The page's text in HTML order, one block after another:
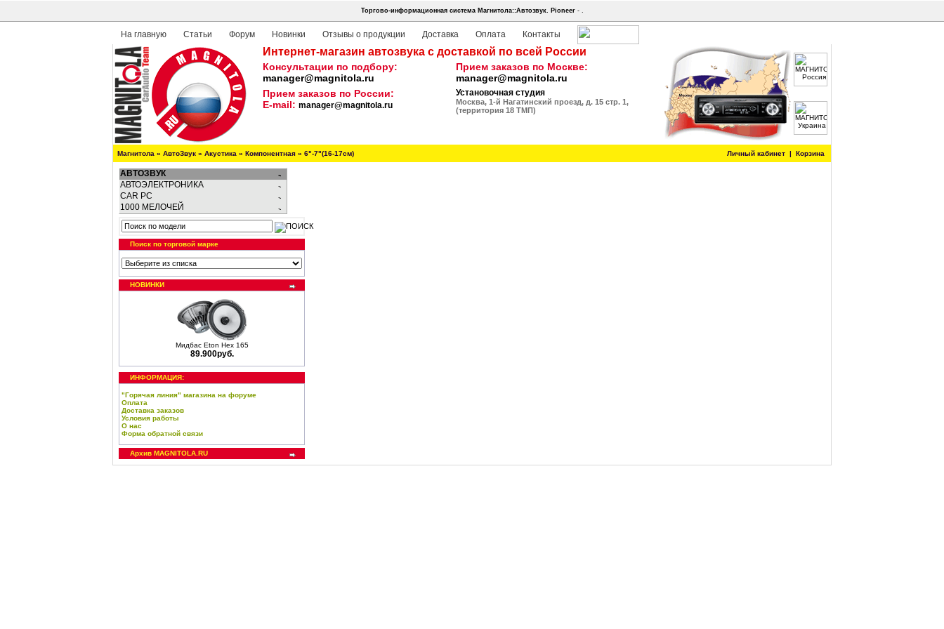
Торгово-информационная система Магнитола::Автозвук. Pioneer- .
На главную Статьи Форум Новинки Отзывы о продукции Доставка Оплата Контакты
Интернет-магазин автозвука с доставкой по всей России
Консультации по подбору:
manager@magnitola.ru
Прием заказов по Москве:
manager@magnitola.ru
Прием заказов по России:
E-mail: manager@magnitola.ru
Установочная студия
Москва, 1-й Нагатинский проезд, д. 15 стр. 1,
(территория 18 ТМП)
Магнитола » АвтоЗвук » Акустика » Компонентная » 6"-7"(16-17см) Личный кабинет | Корзина
АВТОЗВУК
АВТОЭЛЕКТРОНИКА
CAR PC
1000 МЕЛОЧЕЙ
Поиск по торговой марке
НОВИНКИ
Мидбас Eton Hex 165
89.900руб.
ИНФОРМАЦИЯ:
"Горячая линия" магазина на форуме
Оплата
Доставка заказов
Условия работы
О нас
Форма обратной связи
Архив MAGNITOLA.RU